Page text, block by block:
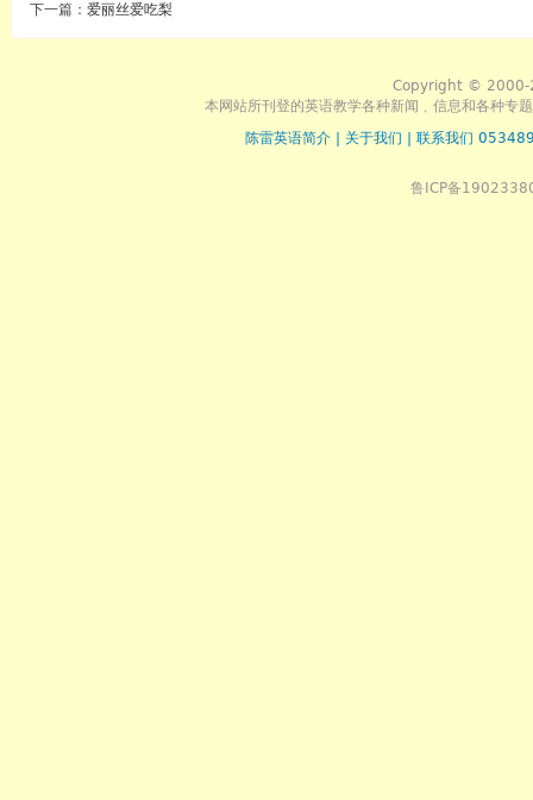
下一篇： 爱丽丝爱吃梨
Copyright © 2000-
本网站所刊登的英语教学各种新闻﹑信息和各种专
陈雷英语简介
关于我们 联系我们
鲁ICP备